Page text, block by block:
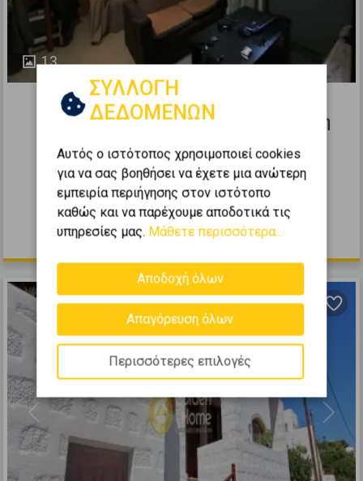
13
379664
Αυτόνομο Κτίριο 380τ.μ. προς πώληση
ΡΟΔΟΣ - Χώρα
4
1 0 (Ισόγειο) 380m2
2006
720.000 €
Previous Next
ΣΥΛΛΟΓΗ
ΔΕΔΟΜΕΝΩΝ
Αυτός ο ιστότοπος χρησιμοποιεί cookies
για να σας βοηθήσει να έχετε μια ανώτερη
εμπειρία περιήγησης στον ιστότοπο
καθώς και να παρέχουμε αποδοτικά τις
υπηρεσίες μας. Μάθετε περισσότερα...
Αποδοχή όλων
Απαγόρευση όλων
Περισσότερες επιλογές